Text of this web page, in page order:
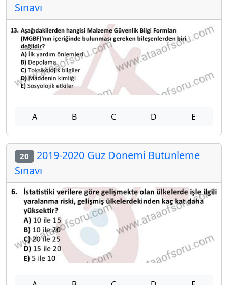
Sınavı
A B C D E
20 2019-2020 Güz Dönemi Bütünleme
Sınavı